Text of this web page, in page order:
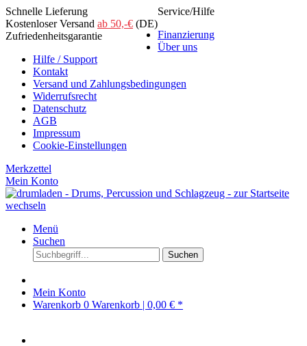
Schnelle Lieferung
Kostenloser Versand ab 50,-€ (DE)
Zufriedenheitsgarantie
Service/Hilfe
Finanzierung
Über uns
Hilfe / Support
Kontakt
Versand und Zahlungsbedingungen
Widerrufsrecht
Datenschutz
AGB
Impressum
Cookie-Einstellungen
Merkzettel
Mein Konto
Menü
Suchen
Suchen
Mein Konto
Warenkorb 0 Warenkorb | 0,00 € *